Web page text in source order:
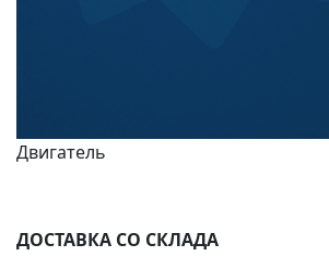
Двигатель
для самосвалов
ДОСТАВКА СО СКЛАДА